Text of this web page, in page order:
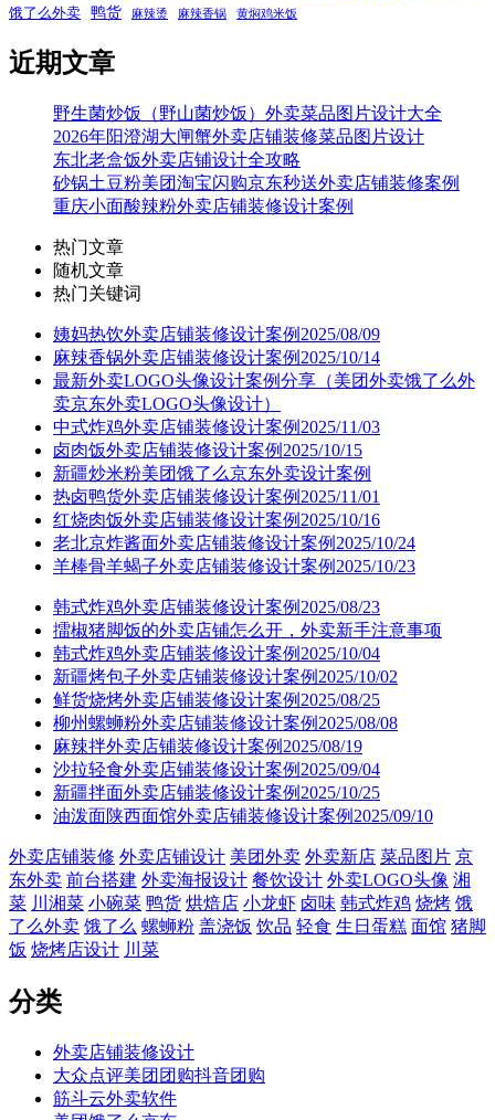
饿了么外卖 鸭货 麻辣烫 麻辣香锅 黄焖鸡米饭
近期文章
野生菌炒饭（野山菌炒饭）外卖菜品图片设计大全
2026年阳澄湖大闸蟹外卖店铺装修菜品图片设计
东北老盒饭外卖店铺设计全攻略
砂锅土豆粉美团淘宝闪购京东秒送外卖店铺装修案例
重庆小面酸辣粉外卖店铺装修设计案例
热门文章
随机文章
热门关键词
姨妈热饮外卖店铺装修设计案例2025/08/09
麻辣香锅外卖店铺装修设计案例2025/10/14
最新外卖LOGO头像设计案例分享（美团外卖饿了么外
卖京东外卖LOGO头像设计）
中式炸鸡外卖店铺装修设计案例2025/11/03
卤肉饭外卖店铺装修设计案例2025/10/15
新疆炒米粉美团饿了么京东外卖设计案例
热卤鸭货外卖店铺装修设计案例2025/11/01
红烧肉饭外卖店铺装修设计案例2025/10/16
老北京炸酱面外卖店铺装修设计案例2025/10/24
羊棒骨羊蝎子外卖店铺装修设计案例2025/10/23
韩式炸鸡外卖店铺装修设计案例2025/08/23
擂椒猪脚饭的外卖店铺怎么开，外卖新手注意事项
韩式炸鸡外卖店铺装修设计案例2025/10/04
新疆烤包子外卖店铺装修设计案例2025/10/02
鲜货烧烤外卖店铺装修设计案例2025/08/25
柳州螺蛳粉外卖店铺装修设计案例2025/08/08
麻辣拌外卖店铺装修设计案例2025/08/19
沙拉轻食外卖店铺装修设计案例2025/09/04
新疆拌面外卖店铺装修设计案例2025/10/25
油泼面陕西面馆外卖店铺装修设计案例2025/09/10
外卖店铺装修 外卖店铺设计 美团外卖 外卖新店 菜品图片 京
东外卖 前台搭建 外卖海报设计 餐饮设计 外卖LOGO头像 湘
菜 川湘菜 小碗菜 鸭货 烘焙店 小龙虾 卤味 韩式炸鸡 烧烤 饿
了么外卖 饿了么 螺蛳粉 盖浇饭 饮品 轻食 生日蛋糕 面馆 猪脚
饭 烧烤店设计 川菜
分类
外卖店铺装修设计
大众点评美团团购抖音团购
筋斗云外卖软件